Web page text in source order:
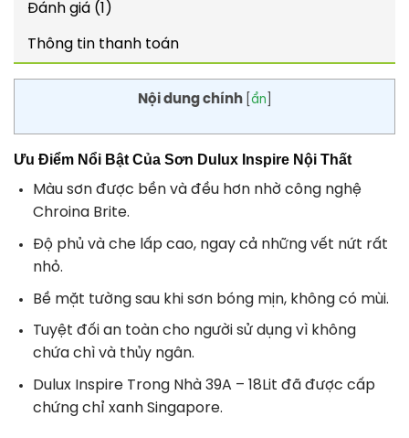
Đánh giá (1)
Thông tin thanh toán
Nội dung chính ẩn
Ưu Điểm Nổi Bật Của Sơn Dulux Inspire Nội Thất
Màu sơn được bền và đều hơn nhờ công nghệ
Chroina Brite.
Độ phủ và che lấp cao, ngay cả những vết nứt rất
nhỏ.
Bề mặt tường sau khi sơn bóng mịn, không có mùi.
Tuyệt đối an toàn cho người sử dụng vì không
chứa chì và thủy ngân.
Dulux Inspire Trong Nhà 39A – 18Lit đã được cấp
chứng chỉ xanh Singapore.